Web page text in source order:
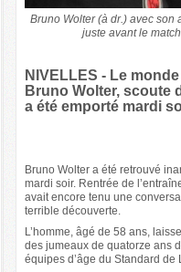
Bruno Wolter (à dr.) avec son
juste avant le
NIVELLES - Le
Bruno Wolter, scoute
a été emporté mardi
Bruno Wolter a été retrouvé
mardi soir. Rentrée de
avait encore tenu une
terrible découverte.
L’homme, âgé de 58 ans,
des jumeaux de quatorze ans
équipes d’âge du Standard de